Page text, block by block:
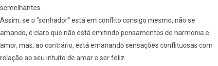
semelhantes.
Assim, se o “sonhador” está em conflito consigo mesmo, não se
amando, é claro que não está emitindo pensamentos de harmonia e
amor, mas, ao contrário, está emanando sensações conflituosas com
relação ao seu intuito de amar e ser feliz.